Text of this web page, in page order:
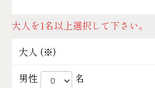
大人を1名以上選択して下さい。
大人 (※)
男性
名